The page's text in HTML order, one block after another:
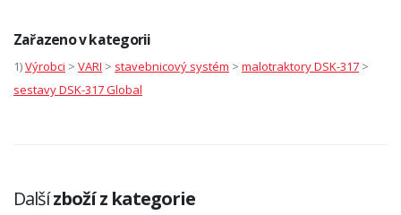
Zařazeno v kategorii
1)Výrobci > VARI > stavebnicový systém > malotraktory DSK-317 >
sestavy DSK-317 Global
Dalšízboží z kategorie